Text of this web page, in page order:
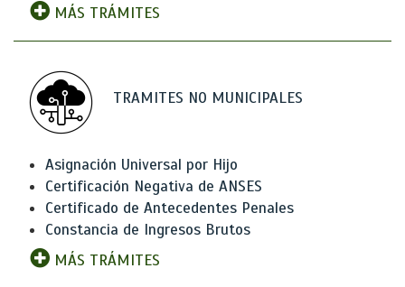
MÁS TRÁMITES
TRAMITES NO MUNICIPALES
Asignación Universal por Hijo
Certificación Negativa de ANSES
Certificado de Antecedentes Penales
Constancia de Ingresos Brutos
MÁS TRÁMITES